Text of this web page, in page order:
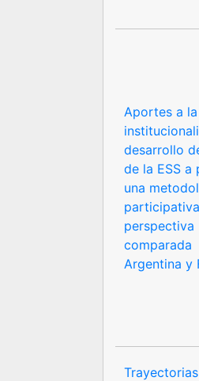
Aportes a la
desarrollo
de la ESS a
una
perspectiva
comparada
Argentina y